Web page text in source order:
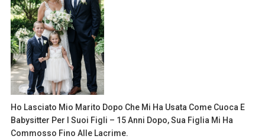
Ho Lasciato Mio Marito Dopo Che Mi Ha Usata Come Cuoca E
Babysitter Per I Suoi Figli – 15 Anni Dopo, Sua Figlia Mi Ha
Commosso Fino Alle Lacrime.